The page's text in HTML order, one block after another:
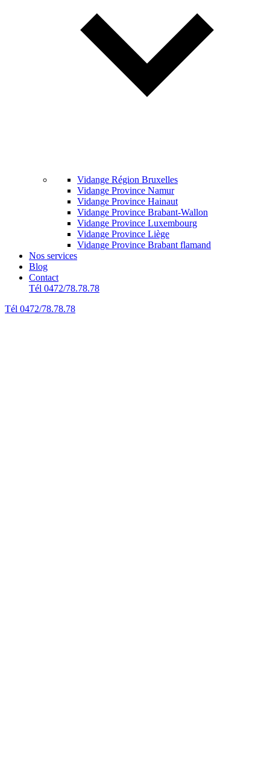
Vidange Région Bruxelles
Vidange Province Namur
Vidange Province Hainaut
Vidange Province Brabant-Wallon
Vidange Province Luxembourg
Vidange Province Liège
Vidange Province Brabant flamand
Nos services
Blog
Contact
Tél 0472/78.78.78
Tél 0472/78.78.78